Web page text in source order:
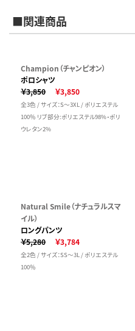
■関連商品
Champion（チャンピオン）
ポロシャツ
￥3,850
￥3,850
全3色 / サイズ：S～3XL / ポリエステル
100％ リブ部分:ポリエステル98%・ポリ
ウレタン2%
Natural Smile（ナチュラルスマ
イル）
ロングパンツ
￥5,280
￥3,784
全2色 / サイズ：SS～3L / ポリエステル
100％